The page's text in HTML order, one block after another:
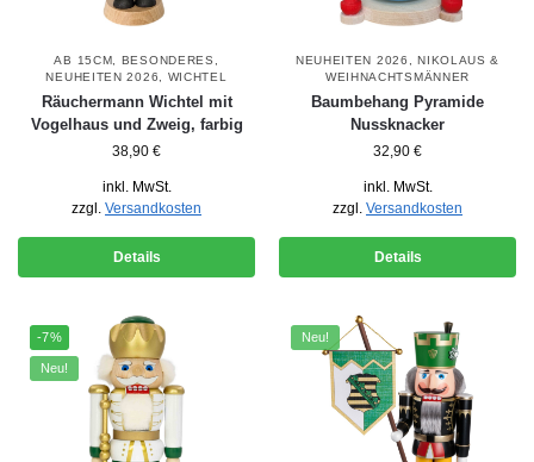
AB 15CM BESONDERES
NEUHEITEN 2026
WICHTEL
Räuchermann Wichtel mit
Vogelhaus und Zweig, farbig
38,90 €
inkl. MwSt.
zzgl. Versandkosten
Details
NEUHEITEN 2026 ,NIKOLAUS &
WEIHNACHTSMÄNNER
Baumbehang Pyramide
Nussknacker
32,90 €
inkl. MwSt.
zzgl. Versandkosten
Details
-7%
Neu!
Neu!